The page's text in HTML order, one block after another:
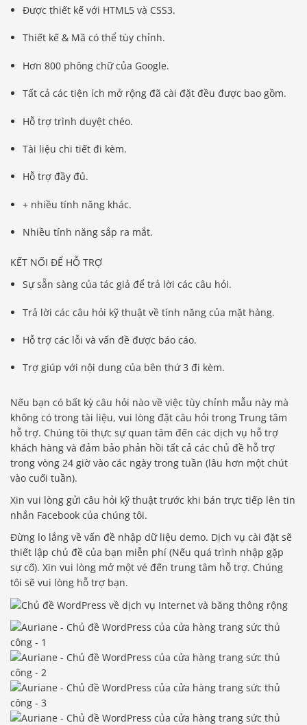
Được thiết kế với HTML5 và CSS3.
Thiết kế & Mã có thể tùy chỉnh.
Hơn 800 phông chữ của Google.
Tất cả các tiện ích mở rộng đã cài đặt đều được bao gồm.
Hỗ trợ trình duyệt chéo.
Tài liệu chi tiết đi kèm.
Hỗ trợ đầy đủ.
+ nhiều tính năng khác.
Nhiều tính năng sắp ra mắt.
KẾT NỐI ĐỂ HỖ TRỢ
Sự sẵn sàng của tác giả để trả lời các câu hỏi.
Trả lời các câu hỏi kỹ thuật về tính năng của mặt hàng.
Hỗ trợ các lỗi và vấn đề được báo cáo.
Trợ giúp với nội dung của bên thứ 3 đi kèm.
Nếu bạn có bất kỳ câu hỏi nào về việc tùy chỉnh mẫu này mà
không có trong tài liệu, vui lòng đặt câu hỏi trong Trung tâm
hỗ trợ. Chúng tôi thực sự quan tâm đến các dịch vụ hỗ trợ
khách hàng và đảm bảo phản hồi tất cả các chủ đề hỗ trợ
trong vòng 24 giờ vào các ngày trong tuần (lâu hơn một chút
vào cuối tuần).
Xin vui lòng gửi câu hỏi kỹ thuật trước khi bán trực tiếp lên tin
nhắn Facebook của chúng tôi.
Đừng lo lắng về vấn đề nhập dữ liệu demo. Dịch vụ cài đặt sẽ
thiết lập chủ đề của bạn miễn phí (Nếu quá trình nhập gặp
sự cố). Xin vui lòng mở một vé đến trung tâm hỗ trợ. Chúng
tôi sẽ vui lòng hỗ trợ bạn.